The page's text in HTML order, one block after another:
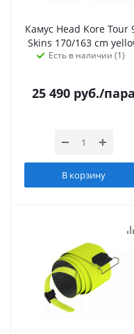
Камус Head Kore Tour
Skins 170/163 cm
Есть в наличии (1)
25 490 руб./пара
В корзину